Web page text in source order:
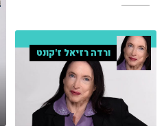
ורדה רזיאל ז'קונט